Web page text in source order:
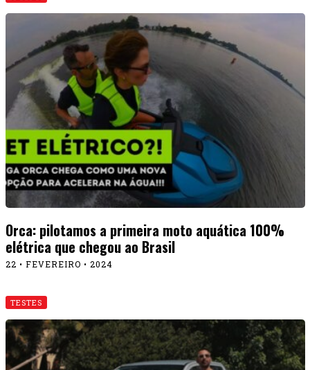
Orca: pilotamos a primeira moto aquática 100%
elétrica que chegou ao Brasil
22 • FEVEREIRO • 2024
TESTES